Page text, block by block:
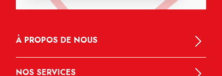
À PROPOS DE NOUS
NOS SERVICES